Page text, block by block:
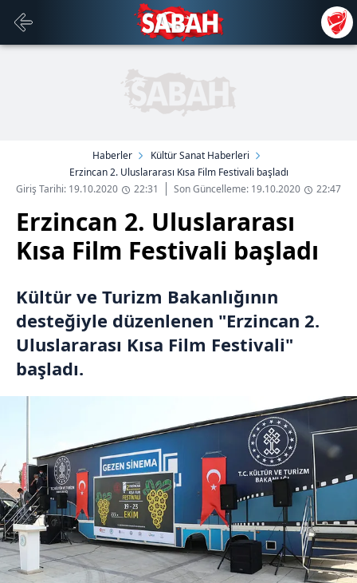
Haberler
Kültür Sanat Haberleri
Erzincan 2. Uluslararası Kısa Film Festivali başladı
Giriş Tarihi: 19.10.2020
22:31 Son Güncelleme: 19.10.2020 22:47
Erzincan 2. Uluslararası
Kısa Film Festivali başladı
Kültür ve Turizm Bakanlığının
desteğiyle düzenlenen "Erzincan 2.
Uluslararası Kısa Film Festivali"
başladı.